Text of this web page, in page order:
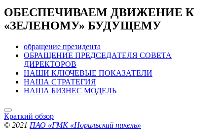
ОБЕСПЕЧИВАЕМ ДВИЖЕНИЕ К
«ЗЕЛЕНОМУ» БУДУЩЕМУ
обращение президента
ОБРАЩЕНИЕ ПРЕДСЕДАТЕЛЯ СОВЕТА
ДИРЕКТОРОВ
НАШИ КЛЮЧЕВЫЕ ПОКАЗАТЕЛИ
НАША СТРАТЕГИЯ
НАША БИЗНЕС МОДЕЛЬ
Краткий обзор
© 2021 ПАО «ГМК «Норильский никель»